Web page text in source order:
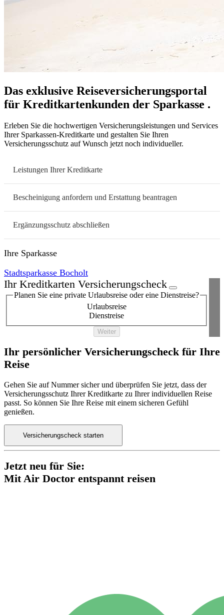
Das exklusive Reiseversicherungsportal
für Kreditkartenkunden der Sparkasse .
Erleben Sie die hochwertigen Versicherungsleistungen und Services
Ihrer Sparkassen-Kreditkarte und gestalten Sie Ihren
Versicherungsschutz auf Wunsch jetzt noch individueller.
Leistungen Ihrer Kreditkarte
Bescheinigung anfordern und Erstattung beantragen
Ergänzungsschutz abschließen
Ihre Sparkasse
Stadtsparkasse Bocholt
Ihr Kreditkarten Versicherungscheck
Planen Sie eine private Urlaubsreise oder eine Dienstreise?
Urlaubsreise
Dienstreise
Weiter
Ihr persönlicher Versicherungscheck für Ihre
Reise
Gehen Sie auf Nummer sicher und überprüfen Sie jetzt, dass der
Versicherungsschutz Ihrer Kreditkarte zu Ihrer individuellen Reise
passt. So können Sie Ihre Reise mit einem sicheren Gefühl
genießen.
Versicherungscheck starten
Jetzt neu für Sie:
Mit Air Doctor entspannt reisen